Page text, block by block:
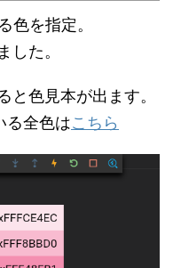
色を指定。
した。
色見本が出ます。
る全色はこちら